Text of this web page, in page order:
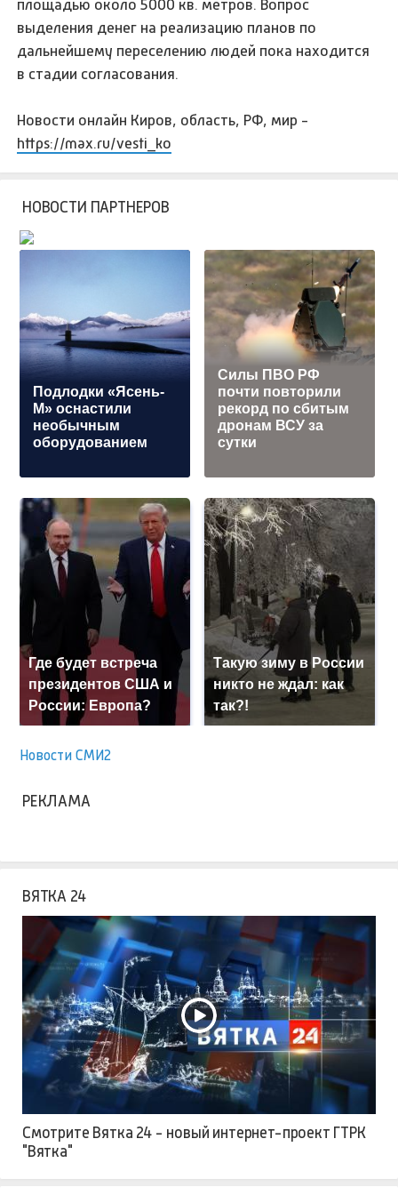
площадью около 5000 кв. метров. Вопрос
выделения денег на реализацию планов по
дальнейшему переселению людей пока находится
в стадии согласования.
Новости онлайн Киров, область, РФ, мир -
https://max.ru/vesti_ko
НОВОСТИ ПАРТНЕРОВ
Подлодки «Ясень-
М» оснастили
необычным
оборудованием
Cилы ПВО РФ
почти повторили
рекорд по сбитым
дронам ВСУ за
сутки
Где будет встреча
президентов США и
России: Европа?
Такую зиму в России
никто не ждал: как
так?!
Новости СМИ2
РЕКЛАМА
ВЯТКА 24
Смотрите Вятка 24 - новый интернет-проект ГТРК
"Вятка"